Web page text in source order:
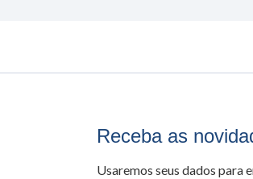
Receba as
Usaremos seus dados para